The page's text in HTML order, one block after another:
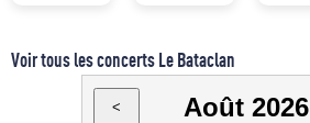
Voir tous les concerts Le Bataclan
< Août 2026